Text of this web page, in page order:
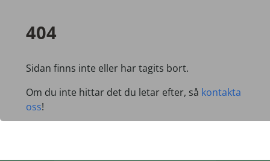
404
Sidan finns inte eller har tagits bort.
Om du inte hittar det du letar efter, så kontakta
oss!